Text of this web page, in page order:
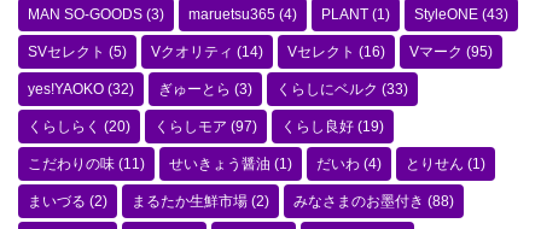
MAN SO-GOODS (3) maruetsu365 (4) PLANT (1) StyleONE (43)
SVセレクト (5) Vクオリティ (14) Vセレクト (16) Vマーク (95)
yes!YAOKO (32) ぎゅーとら (3) くらしにベルク (33)
くらしらく (20) くらしモア (97) くらし良好 (19)
こだわりの味 (11) せいきょう醤油 (1) だいわ (4) とりせん (1)
まいづる (2) まるたか生鮮市場 (2) みなさまのお墨付き (88)